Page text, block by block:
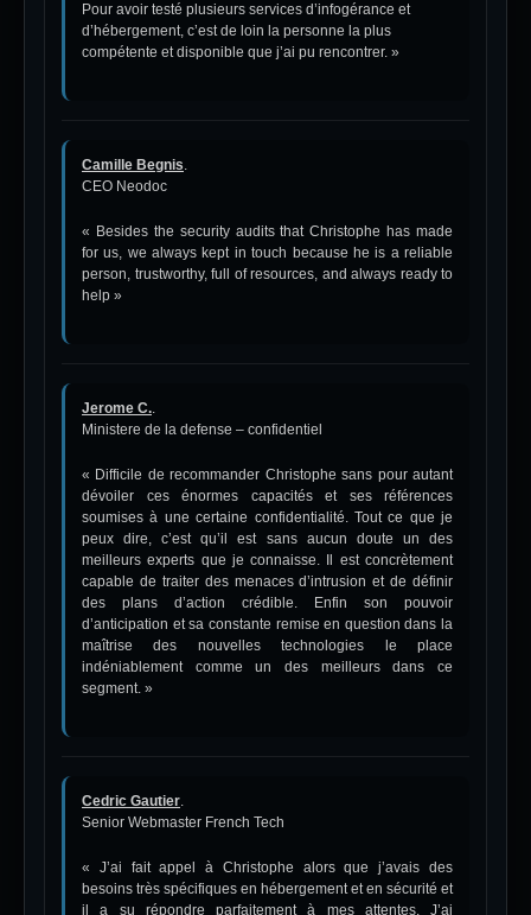
Pour avoir testé plusieurs services d’infogérance et
d’hébergement, c’est de loin la personne la plus
compétente et disponible que j’ai pu rencontrer. »
Camille Begnis.
CEO Neodoc
« Besides the security audits that Christophe has made
for us, we always kept in touch because he is a reliable
person, trustworthy, full of resources, and always ready to
help »
Jerome C..
Ministere de la defense – confidentiel
« Difficile de recommander Christophe sans pour autant
dévoiler ces énormes capacités et ses références
soumises à une certaine confidentialité. Tout ce que je
peux dire, c’est qu’il est sans aucun doute un des
meilleurs experts que je connaisse. Il est concrètement
capable de traiter des menaces d’intrusion et de définir
des plans d’action crédible. Enfin son pouvoir
d’anticipation et sa constante remise en question dans la
maîtrise des nouvelles technologies le place
indéniablement comme un des meilleurs dans ce
segment. »
Cedric Gautier.
Senior Webmaster French Tech
« J’ai fait appel à Christophe alors que j’avais des
besoins très spécifiques en hébergement et en sécurité et
il a su répondre parfaitement à mes attentes. J’ai